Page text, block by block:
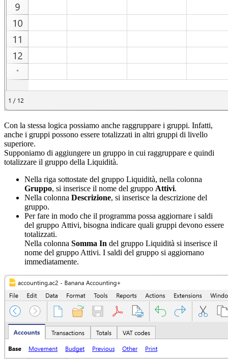
Con la stessa logica possiamo anche raggruppare i gruppi. Infatti,
anche i gruppi possono essere totalizzati in altri gruppi di livello
superiore.
Supponiamo di aggiungere un gruppo in cui raggruppare e quindi
totalizzare il gruppo della Liquidità.
Nella riga sottostate del gruppo Liquidità, nella colonna
Gruppo, si inserisce il nome del gruppo Attivi.
Nella colonna Descrizione, si inserisce la descrizione del
gruppo.
Per fare in modo che il programma possa aggiornare i saldi
del gruppo Attivi, bisogna indicare quali gruppi devono essere
totalizzati.
Nella colonna Somma In del gruppo Liquidità si inserisce il
nome del gruppo Attivi. I saldi del gruppo si aggiornano
immediatamente.